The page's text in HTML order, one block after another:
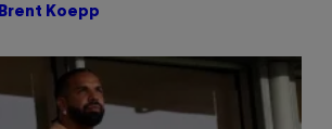
Brent Koepp